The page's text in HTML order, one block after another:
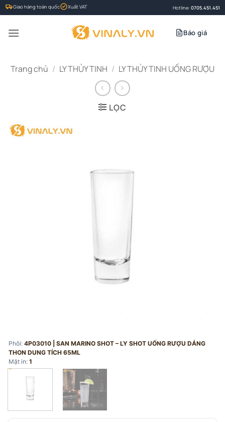
Bỏ
qua
nội
Giao hàng toàn quốc Xuất VAT Hotline: 0705.451.451
Báo giá
Trang chủ / LY THỦY TINH / LY THỦY TINH UỐNG RƯỢU
LỌC
Phôi: 4P03010 | SAN MARINO SHOT – LY SHOT UỐNG RƯỢU DÁNG
THON DUNG TÍCH 65ML
Mặt in: 1